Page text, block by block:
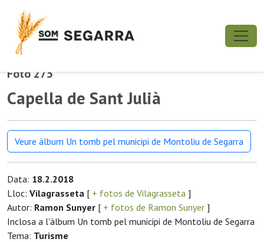
Foto 275
Capella de Sant Julià
Veure àlbum Un tomb pel municipi de Montoliu de Segarra
Data: 18.2.2018
Lloc: Vilagrasseta [ + fotos de Vilagrasseta ]
Autor: Ramon Sunyer [ + fotos de Ramon Sunyer ]
Inclosa a l'àlbum Un tomb pel municipi de Montoliu de Segarra
Tema: Turisme